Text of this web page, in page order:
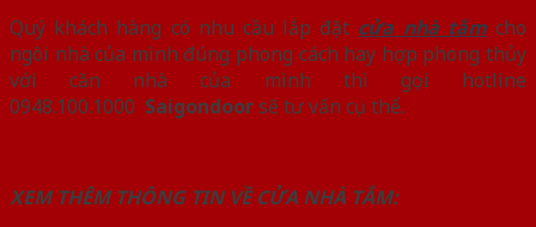
Quý khách hàng có nhu cầu lắp đặt cửa nhà tắmcho
ngôi nhà của mình đúng phong cách hay hợp phong thủy
với căn nhà của mình thì gọi hotline
0948.100.1000 Saigondoorsẽ tư vấn cụ thể.
XEM THÊM THÔNG TIN VỀ CỬA NHÀ TẮM: